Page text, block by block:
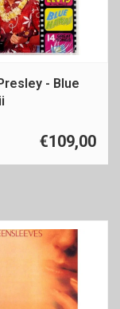
- Blue
€109,00